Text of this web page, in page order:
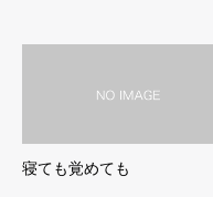
寝ても覚めても